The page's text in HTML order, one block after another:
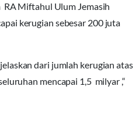
Miftahul Ulum Jemasih
kerugian sebesar 200 juta
dari jumlah kerugian atas
mencapai 1,5 milyar ,“